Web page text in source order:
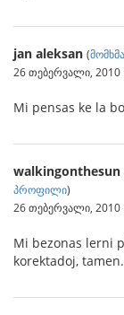
jan aleksan (
26 თებერვალი, 2010
Mi pensas ke la
walkingonthesun
პროფილი)
26 თებერვალი, 2010
Mi bezonas lerni
korektadoj, tamen.